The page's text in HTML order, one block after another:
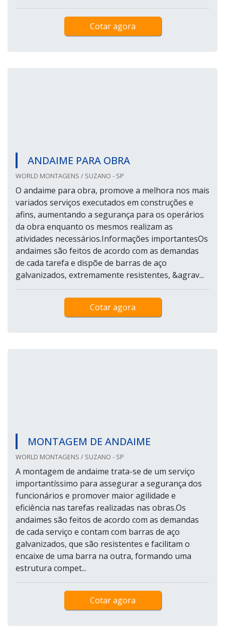
Cotar agora
ANDAIME PARA OBRA
WORLD MONTAGENS / SUZANO - SP
O andaime para obra, promove a melhora nos mais
variados serviços executados em construções e
afins, aumentando a segurança para os operários
da obra enquanto os mesmos realizam as
atividades necessários.Informações importantesOs
andaimes são feitos de acordo com as demandas
de cada tarefa e dispõe de barras de aço
galvanizados, extremamente resistentes, &agrav...
Cotar agora
MONTAGEM DE ANDAIME
WORLD MONTAGENS / SUZANO - SP
A montagem de andaime trata-se de um serviço
importantíssimo para assegurar a segurança dos
funcionários e promover maior agilidade e
eficiência nas tarefas realizadas nas obras.Os
andaimes são feitos de acordo com as demandas
de cada serviço e contam com barras de aço
galvanizados, que são resistentes e facilitam o
encaixe de uma barra na outra, formando uma
estrutura compet...
Cotar agora